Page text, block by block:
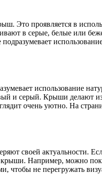
Это проявляется в
в серые, белые или
использование
и серый. Крыши делают
очень уютно. На
своей актуальности.
Например, можно
чтобы не перегружать